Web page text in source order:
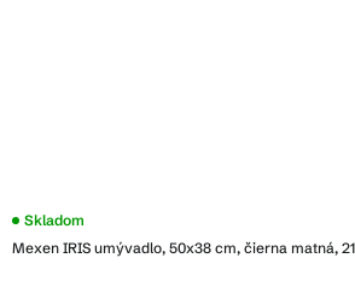
Mexen IRIS umývadlo, 50x38 cm, čierna matná,
Skladom